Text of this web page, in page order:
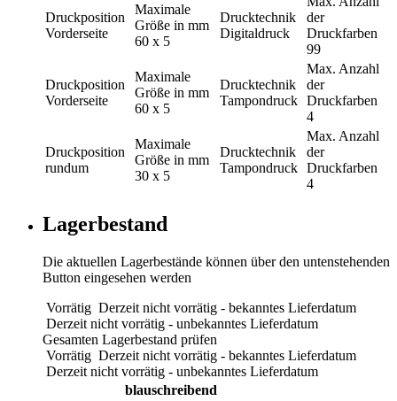
Druckposition
Vorderseite
Maximale
Größe in mm
60 x 5
Drucktechnik
Digitaldruck
der
Druckfarben
99
Druckposition
Vorderseite
Maximale
Größe in mm
60 x 5
Drucktechnik
Tampondruck
Max. Anzahl
der
Druckfarben
4
Druckposition
rundum
Maximale
Größe in mm
30 x 5
Drucktechnik
Tampondruck
Max. Anzahl
der
Druckfarben
4
Lagerbestand
Die aktuellen Lagerbestände können über den untenstehenden
Button eingesehen werden
Vorrätig Derzeit nicht vorrätig - bekanntes Lieferdatum
Derzeit nicht vorrätig - unbekanntes Lieferdatum
Gesamten Lagerbestand prüfen
Vorrätig Derzeit nicht vorrätig - bekanntes Lieferdatum
Derzeit nicht vorrätig - unbekanntes Lieferdatum
blauschreibend